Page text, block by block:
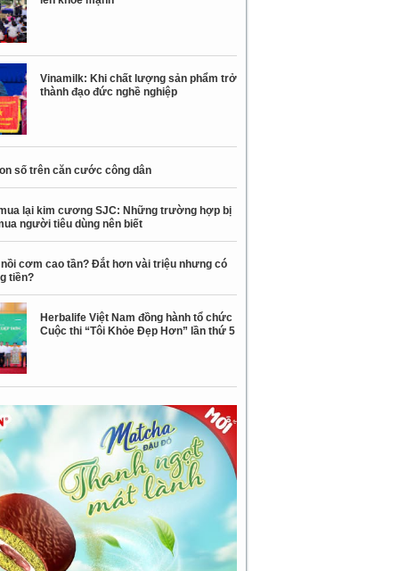
Vinamilk: Khi chất lượng sản phẩm trở
thành đạo đức nghề nghiệp
số trên căn cước công dân
lại kim cương SJC: Những trường hợp bị
người tiêu dùng nên biết
nồi cơm cao tần? Đắt hơn vài triệu nhưng có
tiền?
Herbalife Việt Nam đồng hành tổ chức
Cuộc thi “Tôi Khỏe Đẹp Hơn” lần thứ 5